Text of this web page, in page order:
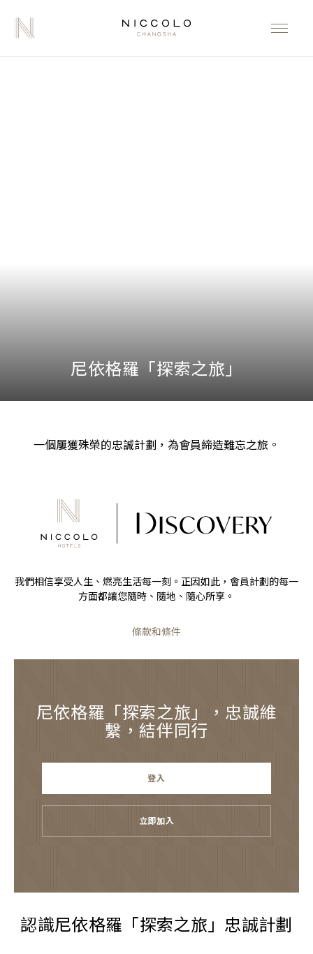
尼依格羅「探索之旅」
一個屢獲殊榮的忠誠計劃，為會員締造難忘之旅。
我們相信享受人生、燃亮生活每一刻。正因如此，會員計劃的每一
方面都讓您隨時、隨地、隨心所享。
條款和條件
尼依格羅「探索之旅」，忠誠維
繫，結伴同行
登入
立即加入
認識尼依格羅「探索之旅」忠誠計劃